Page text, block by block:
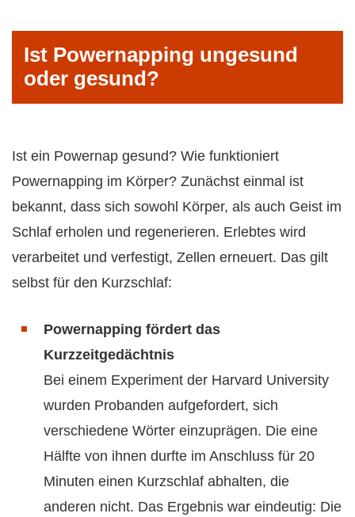
Ist Powernapping ungesund
oder gesund?
Ist ein Powernap gesund? Wie funktioniert
Powernapping im Körper? Zunächst einmal ist
bekannt, dass sich sowohl Körper, als auch Geist im
Schlaf erholen und regenerieren. Erlebtes wird
verarbeitet und verfestigt, Zellen erneuert. Das gilt
selbst für den Kurzschlaf:
Powernapping fördert das
Kurzzeitgedächtnis
Bei einem Experiment der Harvard University
wurden Probanden aufgefordert, sich
verschiedene Wörter einzuprägen. Die eine
Hälfte von ihnen durfte im Anschluss für 20
Minuten einen Kurzschlaf abhalten, die
anderen nicht. Das Ergebnis war eindeutig: Die